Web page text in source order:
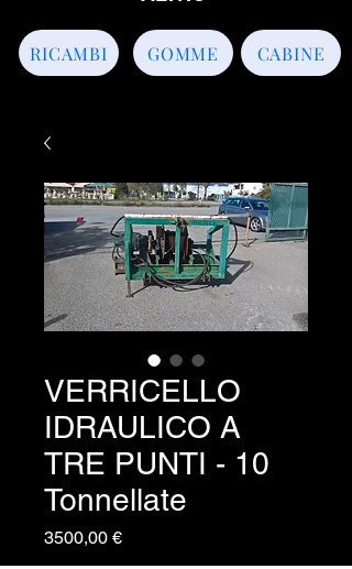
CABINE
GOMME
RICAMBI
VERRICELLO
IDRAULICO A
TRE PUNTI - 10
Tonnellate
3500,00 €Prezzo